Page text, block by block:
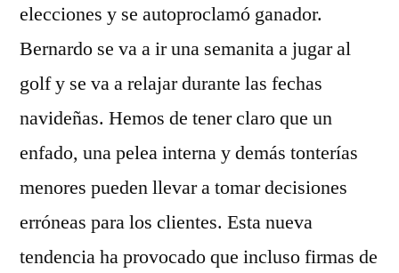
elecciones y se autoproclamó ganador.
Bernardo se va a ir una semanita a jugar al
golf y se va a relajar durante las fechas
navideñas. Hemos de tener claro que un
enfado, una pelea interna y demás tonterías
menores pueden llevar a tomar decisiones
erróneas para los clientes. Esta nueva
tendencia ha provocado que incluso firmas de